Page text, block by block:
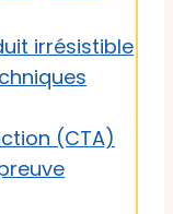
irrésistible
(CTA)